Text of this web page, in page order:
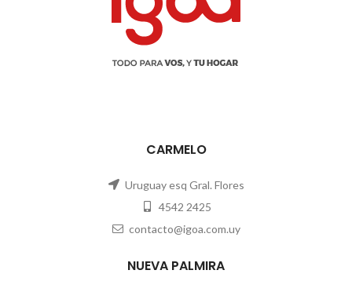
CARMELO
Uruguay esq Gral. Flores
4542 2425
contacto@igoa.com.uy
NUEVA PALMIRA